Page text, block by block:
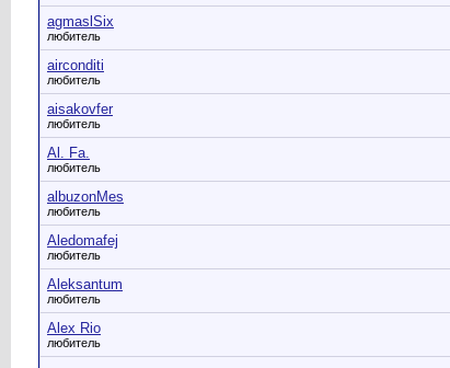
agmaslSix
любитель
airconditi
любитель
aisakovfer
любитель
Al. Fa.
любитель
albuzonMes
любитель
Aledomafej
любитель
Aleksantum
любитель
Alex Rio
любитель